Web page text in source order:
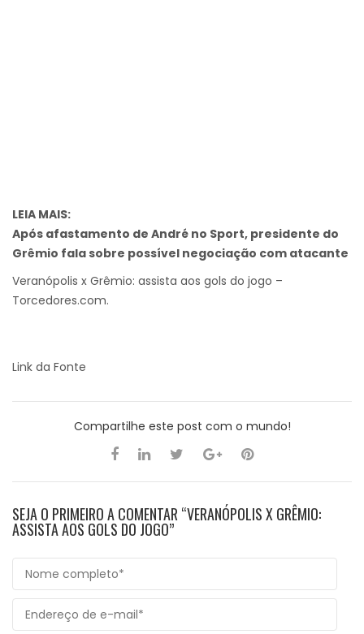
LEIA MAIS:
Após afastamento de André no Sport, presidente do
Grêmio fala sobre possível negociação com atacante
Veranópolis x Grêmio: assista aos gols do jogo –
Torcedores.com.
Link da Fonte
Compartilhe este post com o mundo!
SEJA O PRIMEIRO A COMENTAR “VERANÓPOLIS X GRÊMIO:
ASSISTA AOS GOLS DO JOGO”